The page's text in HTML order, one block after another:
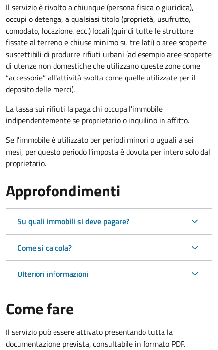
Il servizio è rivolto a chiunque (persona fisica o giuridica),
occupi o detenga, a qualsiasi titolo (proprietà, usufrutto,
comodato, locazione, ecc.) locali (quindi tutte le strutture
fissate al terreno e chiuse minimo su tre lati) o aree scoperte
suscettibili di produrre rifiuti urbani (ad esempio aree scoperte
di utenze non domestiche che utilizzano queste zone come
“accessorie” all'attività svolta come quelle utilizzate per il
deposito delle merci).
La tassa sui rifiuti la paga chi occupa l'immobile
indipendentemente se proprietario o inquilino in affitto.
Se l'immobile è utilizzato per periodi minori o uguali a sei
mesi, per questo periodo l'imposta è dovuta per intero solo dal
proprietario.
Approfondimenti
Su quali immobili si deve pagare?
Come si calcola?
Ulteriori informazioni
Come fare
Il servizio può essere attivato presentando tutta la
documentazione prevista, consultabile in formato PDF.